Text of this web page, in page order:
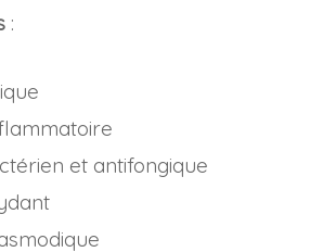
:
et antifongique